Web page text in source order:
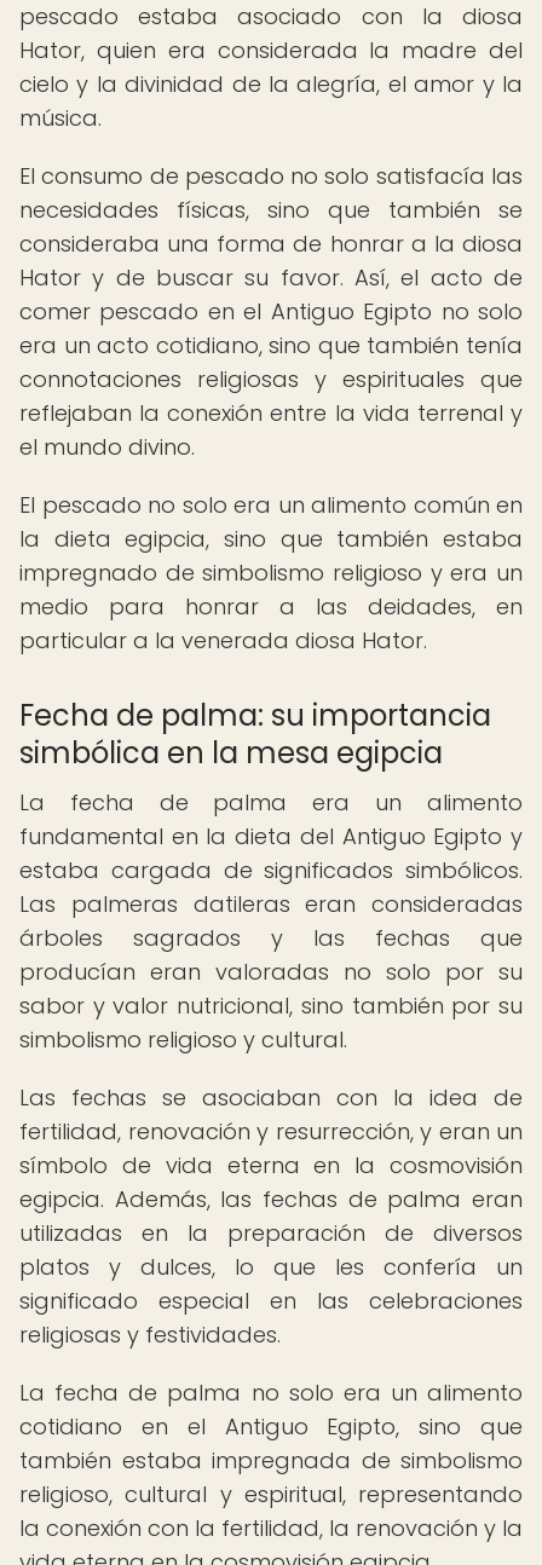
pescado estaba asociado con la diosa
Hator, quien era considerada la madre del
cielo y la divinidad de la alegría, el amor y la
música.
El consumo de pescado no solo satisfacía las
necesidades físicas, sino que también se
consideraba una forma de honrar a la diosa
Hator y de buscar su favor. Así, el acto de
comer pescado en el Antiguo Egipto no solo
era un acto cotidiano, sino que también tenía
connotaciones religiosas y espirituales que
reflejaban la conexión entre la vida terrenal y
el mundo divino.
El pescado no solo era un alimento común en
la dieta egipcia, sino que también estaba
impregnado de simbolismo religioso y era un
medio para honrar a las deidades, en
particular a la venerada diosa Hator.
Fecha de palma: su importancia
simbólica en la mesa egipcia
La fecha de palma era un alimento
fundamental en la dieta del Antiguo Egipto y
estaba cargada de significados simbólicos.
Las palmeras datileras eran consideradas
árboles sagrados y las fechas que
producían eran valoradas no solo por su
sabor y valor nutricional, sino también por su
simbolismo religioso y cultural.
Las fechas se asociaban con la idea de
fertilidad, renovación y resurrección, y eran un
símbolo de vida eterna en la cosmovisión
egipcia. Además, las fechas de palma eran
utilizadas en la preparación de diversos
platos y dulces, lo que les confería un
significado especial en las celebraciones
religiosas y festividades.
La fecha de palma no solo era un alimento
cotidiano en el Antiguo Egipto, sino que
también estaba impregnada de simbolismo
religioso, cultural y espiritual, representando
la conexión con la fertilidad, la renovación y la